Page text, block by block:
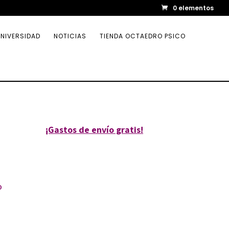
0 elementos
NOTICIAS TIENDA OCTAEDRO PSICO
¡Gastos de envío gratis!